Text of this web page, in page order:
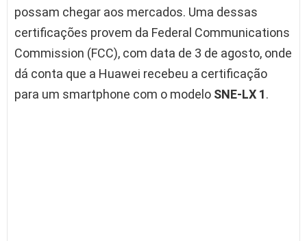
possam chegar aos mercados. Uma dessas
certificações provem da Federal Communications
Commission (FCC), com data de 3 de agosto, onde
dá conta que a Huawei recebeu a certificação
para um smartphone com o modelo SNE-LX 1.